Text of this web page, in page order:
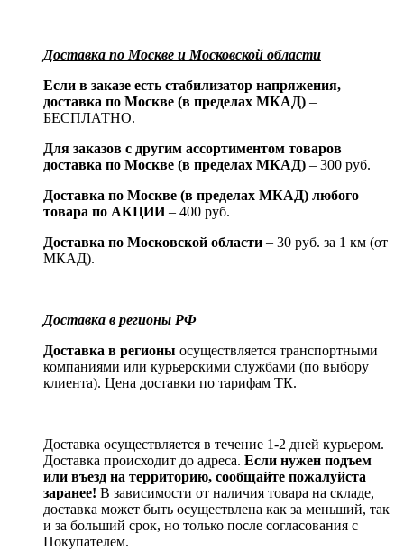
Доставка по Москве и Московской области
Если в заказе есть стабилизатор напряжения,
доставка по Москве (в пределах МКАД) –
БЕСПЛАТНО.
Для заказов с другим ассортиментом товаров
доставка по Москве (в пределах МКАД) – 300 руб.
Доставка по Москве (в пределах МКАД) любого
товара по АКЦИИ– 400 руб.
Доставка по Московской области – 30 руб. за 1 км (от
МКАД).
Доставка в регионы РФ
Доставка в регионы осуществляется транспортными
компаниями или курьерскими службами (по выбору
клиента). Цена доставки по тарифам ТК.
Доставка осуществляется в течение 1-2 дней курьером.
Доставка происходит до адреса. Если нужен подъем
или въезд на территорию, сообщайте пожалуйста
заранее! В зависимости от наличия товара на складе,
доставка может быть осуществлена как за меньший, так
и за больший срок, но только после согласования с
Покупателем.